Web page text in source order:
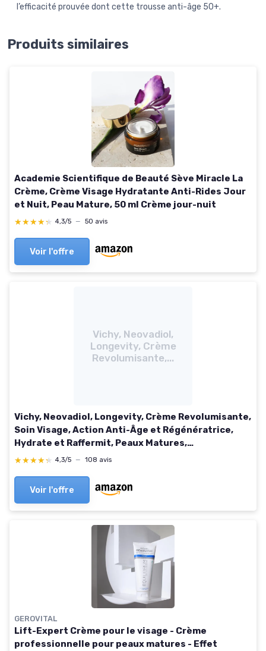
l’efficacité prouvée dont cette trousse anti-âge 50+.
Produits similaires
Academie Scientifique de Beauté Sève Miracle La
Crème, Crème Visage Hydratante Anti-Rides Jour
et Nuit, Peau Mature, 50 ml Crème jour-nuit
★★★★★
★★★★★ 4,3/5 — 50 avis
Voir l'offre
Vichy, Neovadiol,
Longevity, Crème
Revolumisante,...
Vichy, Neovadiol, Longevity, Crème Revolumisante,
Soin Visage, Action Anti-Âge et Régénératrice,
Hydrate et Raffermit, Peaux Matures,
Rechargeable 50 ml
★★★★★
★★★★★ 4,3/5 — 108 avis
Voir l'offre
GEROVITAL
Lift-Expert Crème pour le visage - Crème
professionnelle pour peaux matures - Effet